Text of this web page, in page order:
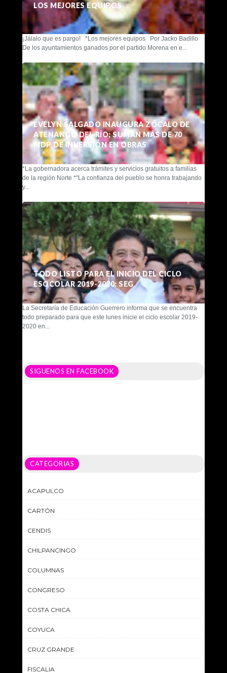
LOS MEJORES EQUIPOS
¡Jálalo que es pargo! *Los mejores equipos Por Jacko Badillo
De los ayuntamientos ganados por el partido Morena en e...
EVELYN SALGADO INAUGURA ZÓCALO DE
ATENANGO DEL RÍO; SUMAN MÁS DE 70
MDP DE INVERSIÓN EN OBRAS
*La gobernadora acerca trámites y servicios gratuitos a familias
de la región Norte *"La confianza del pueblo se honra trabajando
y...
TODO LISTO PARA EL INICIO DEL CICLO
ESOCOLAR 2019-2020: SEG
La Secretaría de Educación Guerrero informa que se encuentra
todo preparado para que este lunes inicie el ciclo escolar 2019-
2020 en...
SIGUENOS EN FACEBOOK
CATEGORIAS
ACAPULCO
CARTÓN
CENDIS
CHILPANCINGO
COLUMNAS
CONGRESO
COSTA CHICA
COYUCA
CRUZ GRANDE
FISCALIA